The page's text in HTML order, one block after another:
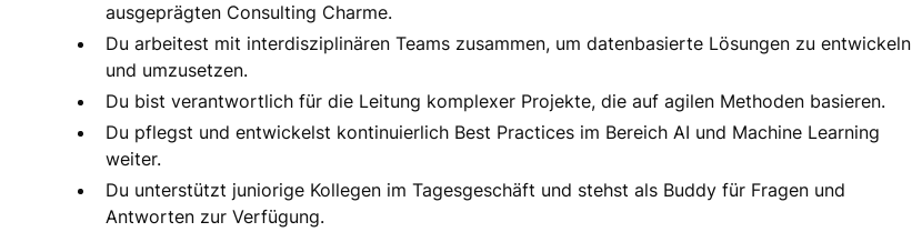
ausgeprägten Consulting Charme.
Du arbeitest mit interdisziplinären Teams zusammen, um datenbasierte Lösungen zu entwickeln
und umzusetzen.
Du bist verantwortlich für die Leitung komplexer Projekte, die auf agilen Methoden basieren.
Du pflegst und entwickelst kontinuierlich Best Practices im Bereich AI und Machine Learning
weiter.
Du unterstützt juniorige Kollegen im Tagesgeschäft und stehst als Buddy für Fragen und
Antworten zur Verfügung.